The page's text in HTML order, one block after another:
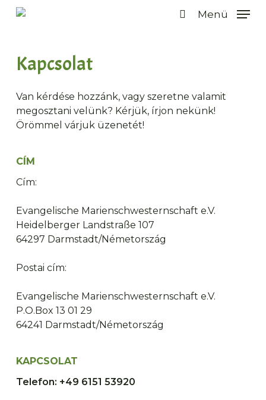
Ugrás
Menü
Kapcsolat
Van kérdése hozzánk, vagy szeretne valamit
megosztani velünk? Kérjük, írjon nekünk!
Örömmel várjuk üzenetét!
CÍM
Cím:
Evangelische Marienschwesternschaft e.V.
Heidelberger Landstraße 107
64297 Darmstadt/Németország
Postai cím:
Evangelische Marienschwesternschaft e.V.
P.O.Box 13 01 29
64241 Darmstadt/Németország
KAPCSOLAT
Telefon: +49 6151 53920